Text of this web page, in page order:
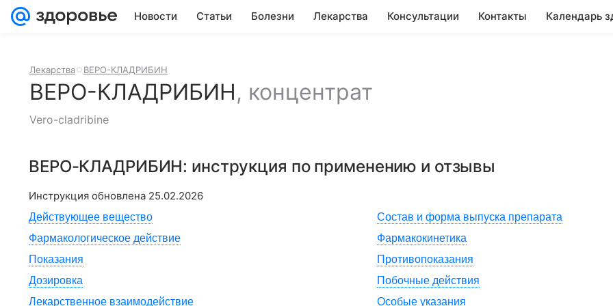
Новости Статьи Болезни Лекарства Консультации Контакты Календарь
Лекарства ВЕРО-КЛАДРИБИН
ВЕРО-КЛАДРИБИН, концентрат
Vero-cladribine
ВЕРО-КЛАДРИБИН: инструкция по применению и отзывы
Инструкция обновлена 25.02.2026
Действующее вещество
Состав и форма выпуска препарата
Фармакологическое действие
Фармакокинетика
Показания
Противопоказания
Дозировка
Побочные действия
Лекарственное взаимодействие
Особые указания